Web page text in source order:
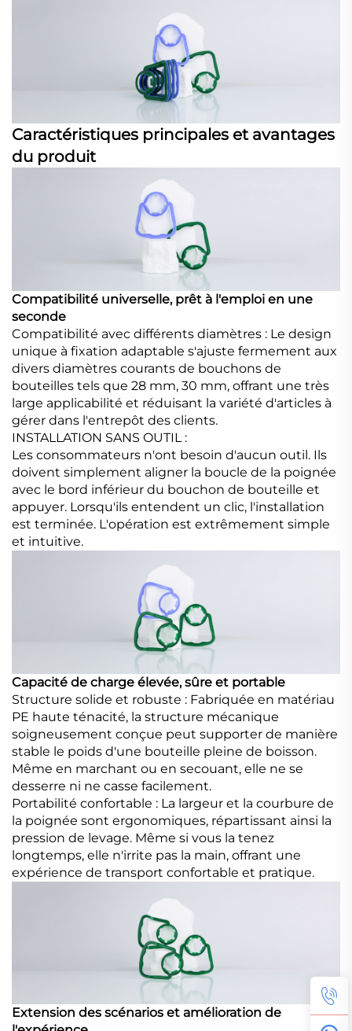
Caractéristiques principales et avantages
du produit
Compatibilité universelle, prêt à l'emploi en une
seconde
Compatibilité avec différents diamètres : Le design
unique à fixation adaptable s'ajuste fermement aux
divers diamètres courants de bouchons de
bouteilles tels que 28 mm, 30 mm, offrant une très
large applicabilité et réduisant la variété d'articles à
gérer dans l'entrepôt des clients.
INSTALLATION SANS OUTIL :
Les consommateurs n'ont besoin d'aucun outil. Ils
doivent simplement aligner la boucle de la poignée
avec le bord inférieur du bouchon de bouteille et
appuyer. Lorsqu'ils entendent un clic, l'installation
est terminée. L'opération est extrêmement simple
et intuitive.
Capacité de charge élevée, sûre et portable
Structure solide et robuste : Fabriquée en matériau
PE haute ténacité, la structure mécanique
soigneusement conçue peut supporter de manière
stable le poids d'une bouteille pleine de boisson.
Même en marchant ou en secouant, elle ne se
desserre ni ne casse facilement.
Portabilité confortable : La largeur et la courbure de
la poignée sont ergonomiques, répartissant ainsi la
pression de levage. Même si vous la tenez
longtemps, elle n'irrite pas la main, offrant une
expérience de transport confortable et pratique.
Extension des scénarios et amélioration de